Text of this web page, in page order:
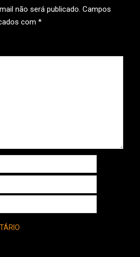
não será publicado. Campos
com *